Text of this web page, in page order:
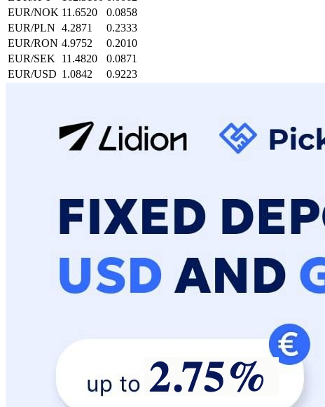
EUR/NOK 11.6520
0.0858
EUR/PLN 4.2871
0.2333
EUR/RON 4.9752
0.2010
EUR/SEK 11.4820
0.0871
EUR/USD 1.0842 0.9223